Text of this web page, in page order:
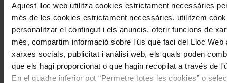
Aquest lloc web utilitza cookies estrictament necessàries
més de les cookies estrictament necessàries, utilitzem
personalitzar el contingut i els anuncis, oferir funcions de
més, compartim informació sobre l'ús que faci del Lloc Web
xarxes socials, publicitat i anàlisi web, els quals poden
que els hagi proporcionat o que hagin recopilat a través de
En el quadre inferior pot “Permetre totes les cookies” o